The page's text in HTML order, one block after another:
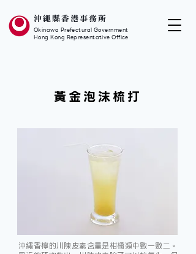
沖繩縣香港事務所
Okinawa Prefectural Government
Hong Kong Representative Office
黃金泡沫梳打
沖繩香檸的川陳皮素含量是柑橘類中數一數二。